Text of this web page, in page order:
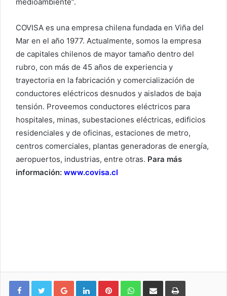
COVISA es una empresa chilena fundada en Viña del
Mar en el año 1977. Actualmente, somos la empresa
de capitales chilenos de mayor tamaño dentro del
rubro, con más de 45 años de experiencia y
trayectoria en la fabricación y comercialización de
conductores eléctricos desnudos y aislados de baja
tensión. Proveemos conductores eléctricos para
hospitales, minas, subestaciones eléctricas, edificios
residenciales y de oficinas, estaciones de metro,
centros comerciales, plantas generadoras de energía,
aeropuertos, industrias, entre otras. Para más
información: www.covisa.cl
Google+ LinkedIn Pinterest WhatsApp